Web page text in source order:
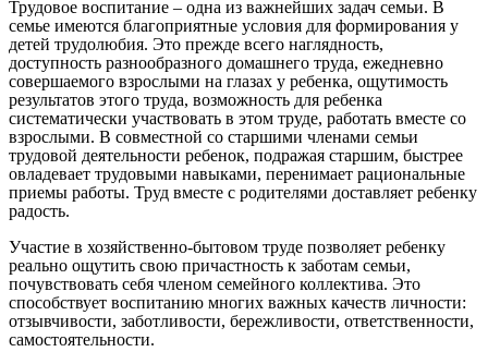
Трудовое воспитание – одна из важнейших задач семьи. В
семье имеются благоприятные условия для формирования у
детей трудолюбия. Это прежде всего наглядность,
доступность разнообразного домашнего труда, ежедневно
совершаемого взрослыми на глазах у ребенка, ощутимость
результатов этого труда, возможность для ребенка
систематически участвовать в этом труде, работать вместе со
взрослыми. В совместной со старшими членами семьи
трудовой деятельности ребенок, подражая старшим, быстрее
овладевает трудовыми навыками, перенимает рациональные
приемы работы. Труд вместе с родителями доставляет ребенку
радость.
Участие в хозяйственно-бытовом труде позволяет ребенку
реально ощутить свою причастность к заботам семьи,
почувствовать себя членом семейного коллектива. Это
способствует воспитанию многих важных качеств личности:
отзывчивости, заботливости, бережливости, ответственности,
самостоятельности.